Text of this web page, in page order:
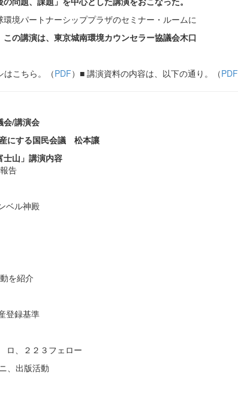
境パートナーシッププラザのセミナー・ルームに
の講演は、 東京城南環境カウンセラー協議会木口
はこちら。（PDF）■ 講演資料の内容は、以下の通り。（PDF
会/講演会
にする国民会議 松本讓
士山」講演内容
告
ベル神殿
を紹介
登録基準
、２２３フェロー
出版活動